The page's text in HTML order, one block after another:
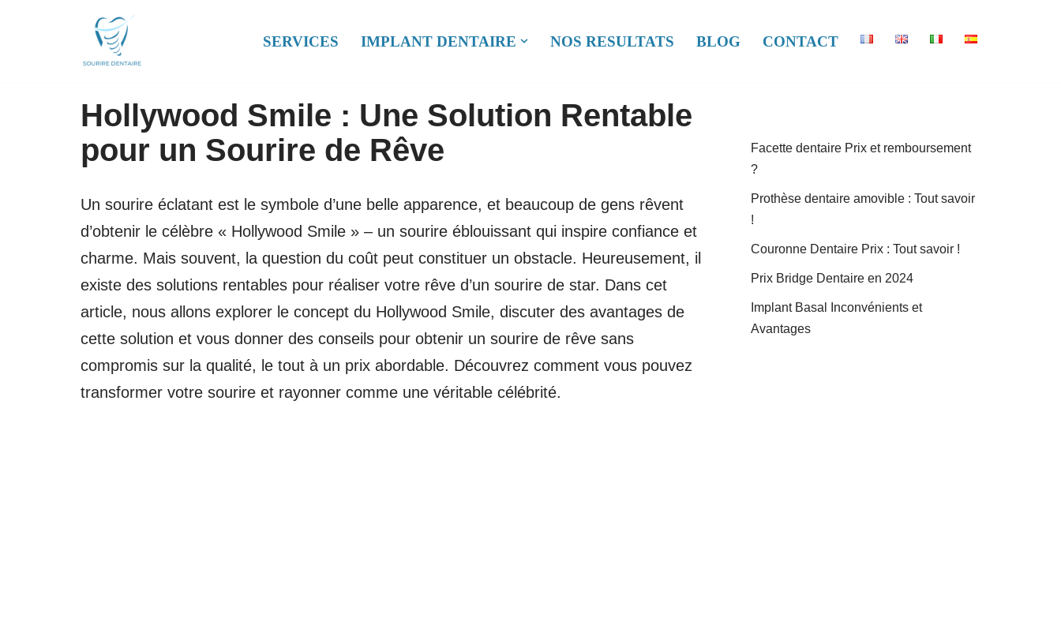
SERVICES IMPLANT DENTAIRE NOS RESULTATS BLOG CONTACT
Hollywood Smile : Une Solution Rentable
pour un Sourire de Rêve
Un sourire éclatant est le symbole d’une belle apparence, et beaucoup de gens rêvent
d’obtenir le célèbre « Hollywood Smile » – un sourire éblouissant qui inspire confiance et
charme. Mais souvent, la question du coût peut constituer un obstacle. Heureusement, il
existe des solutions rentables pour réaliser votre rêve d’un sourire de star. Dans cet
article, nous allons explorer le concept du Hollywood Smile, discuter des avantages de
cette solution et vous donner des conseils pour obtenir un sourire de rêve sans
compromis sur la qualité, le tout à un prix abordable. Découvrez comment vous pouvez
transformer votre sourire et rayonner comme une véritable célébrité.
Facette dentaire Prix et remboursement
?
Prothèse dentaire amovible : Tout savoir
!
Couronne Dentaire Prix : Tout savoir !
Prix Bridge Dentaire en 2024
Implant Basal Inconvénients et
Avantages